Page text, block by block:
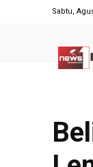
Sabtu,